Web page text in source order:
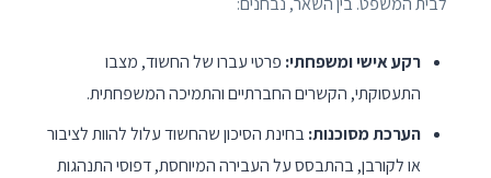
רקע אישי ומשפחתי: פרטי עברו של החשוד, מצבו
התעסוקתי, הקשרים החברתיים והתמיכה המשפחתית.
הערכת מסוכנות:בחינת הסיכון שהחשוד עלול להוות לציבור
או לקורבן, בהתבסס על העבירה המיוחסת, דפוסי התנהגות